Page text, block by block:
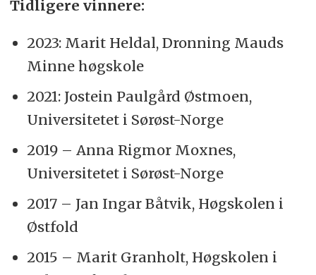
Tidligere vinnere:
2023: Marit Heldal, Dronning Mauds
Minne høgskole
2021: Jostein Paulgård Østmoen,
Universitetet i Sørøst-Norge
2019 – Anna Rigmor Moxnes,
Universitetet i Sørøst-Norge
2017 – Jan Ingar Båtvik, Høgskolen i
Østfold
2015 – Marit Granholt, Høgskolen i